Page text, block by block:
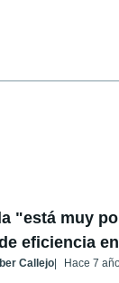
"está muy
eficiencia
Callejo Hace 7